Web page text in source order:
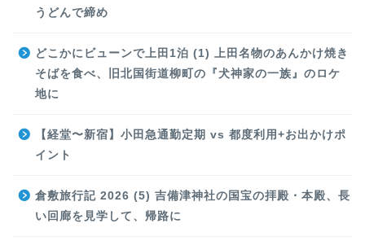
うどんで締め
どこかにビューンで上田1泊 (1) 上田名物のあんかけ焼き
そばを食べ、旧北国街道柳町の『犬神家の一族』のロケ
地に
【経堂〜新宿】小田急通勤定期 vs 都度利用+お出かけポ
イント
倉敷旅行記 2026 (5) 吉備津神社の国宝の拝殿・本殿、長
い回廊を見学して、帰路に